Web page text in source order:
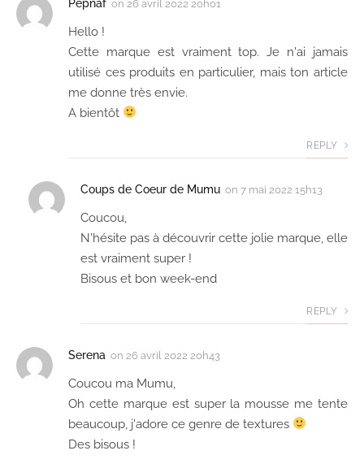
Pepnaf on 26 avril 2022 20h01
Hello !
Cette marque est vraiment top. Je n'ai jamais
utilisé ces produits en particulier, mais ton article
me donne très envie.
A bientôt
REPLY
Coups de Coeur de Mumu on 7 mai 2022 15h13
Coucou,
N'hésite pas à découvrir cette jolie marque, elle
est vraiment super !
Bisous et bon week-end
REPLY
Serena on 26 avril 2022 20h43
Coucou ma Mumu,
Oh cette marque est super la mousse me tente
beaucoup, j'adore ce genre de textures
Des bisous !